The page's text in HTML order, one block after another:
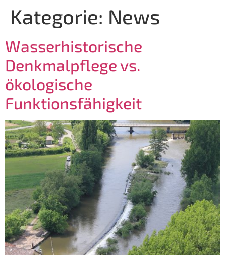
Kategorie: News
Wasserhistorische
Denkmalpflege vs.
ökologische
Funktionsfähigkeit